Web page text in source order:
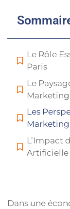
Le Rôle
Paris
Le
Marketing
Les
Marketing
L’Impact
Artificielle
Dans une